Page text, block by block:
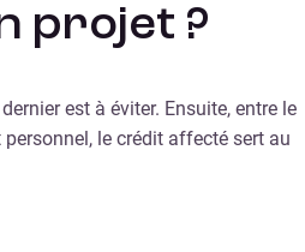
projet ?
est à éviter. Ensuite, entre le
le crédit affecté sert au